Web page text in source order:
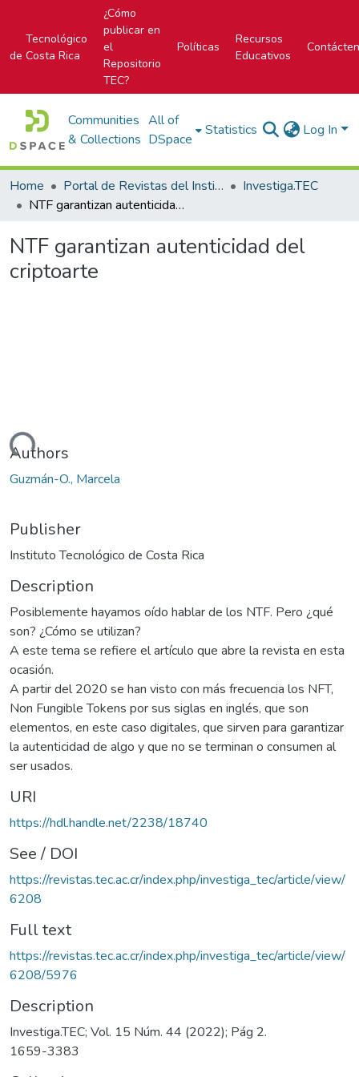
Tecnológico
de Costa Rica
¿Cómo
publicar en
el
Repositorio
TEC?
Políticas
Recursos
Educativos
Communities
& Collections
All of
DSpace
Statistics Log In
Home Portal de Revistas del Instituto Tecnológico de Costa Rica
Investiga.TEC
NTF garantizan autenticidad del criptoarte
NTF garantizan autenticidad del
criptoarte
Authors
Guzmán-O., Marcela
Publisher
Instituto Tecnológico de Costa Rica
Description
Posiblemente hayamos oído hablar de los NTF. Pero ¿qué
son? ¿Cómo se utilizan?
A este tema se refiere el artículo que abre la revista en esta
ocasión.
A partir del 2020 se han visto con más frecuencia los NFT,
Non Fungible Tokens por sus siglas en inglés, que son
elementos, en este caso digitales, que sirven para garantizar
la autenticidad de algo y que no se terminan o consumen al
ser usados.
URI
https://hdl.handle.net/2238/18740
See / DOI
https://revistas.tec.ac.cr/index.php/investiga_tec/article/view/
6208
Full text
https://revistas.tec.ac.cr/index.php/investiga_tec/article/view/
6208/5976
Description
Investiga.TEC; Vol. 15 Núm. 44 (2022); Pág 2.
1659-3383